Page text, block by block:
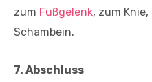
zum Fußgelenk, zum
Schambein.
7. Abschluss